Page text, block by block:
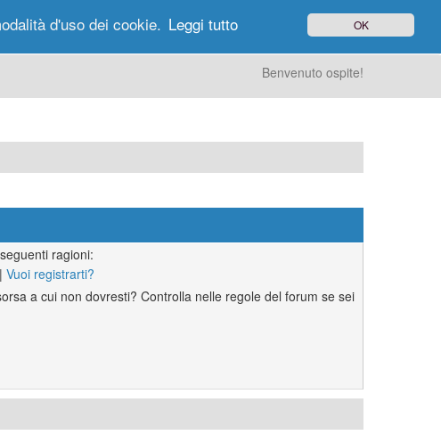
Messaggi di Oggi Ricerca Utenti
Benvenuto ospite!
ragioni:
| Vuoi registrarti?
a cui non dovresti? Controlla nelle regole del forum se sei
d'uso dei cookie. Leggi tutto OK